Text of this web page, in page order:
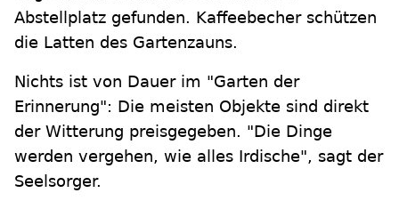
Abstellplatz gefunden. Kaffeebecher schützen
die Latten des Gartenzauns.
Nichts ist von Dauer im "Garten der
Erinnerung": Die meisten Objekte sind direkt
der Witterung preisgegeben. "Die Dinge
werden vergehen, wie alles Irdische", sagt der
Seelsorger.